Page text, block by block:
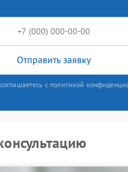
Отправить заявку
с политикой